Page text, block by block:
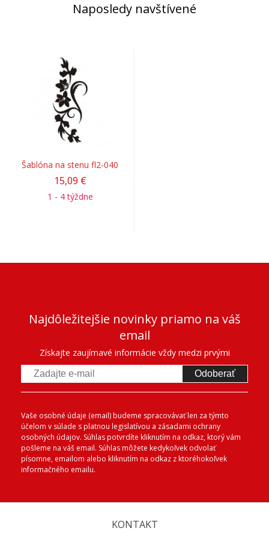
Naposledy navštívené
Šablóna na stenu fl2-040
15,09 €
1 - 4 týždne
Najdôležitejšie novinky priamo na váš
email
Získajte zaujímavé informácie vždy medzi prvými
Odoberať
Vaše osobné údaje (email) budeme spracovávať len za týmto
účelom v súlade s platnou legislatívou a zásadami ochrany
osobných údajov. Súhlas potvrdíte kliknutím na odkaz, ktorý vám
pošleme na váš email. Súhlas môžete kedykoľvek odvolať
písomne, emailom alebo kliknutím na odkaz z ktoréhokoľvek
informačného emailu.
KONTAKT